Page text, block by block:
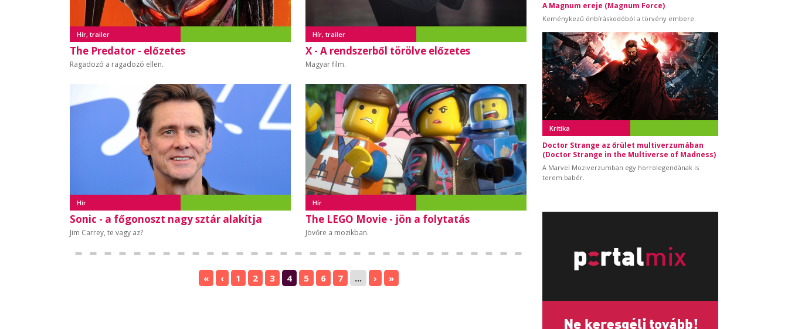
Hír, trailer
The Predator - előzetes
Ragadozó a ragadozó ellen.
Hír
Sonic - a főgonoszt nagy sztár alakítja
Jim Carrey, te vagy az?
Hír, trailer
X - A rendszerből törölve előzetes
Magyar film.
Hír
The LEGO Movie - jön a folytatás
Jövőre a mozikban.
« ‹ 1 2 3 4 5 6 7 ... › »
A Magnum ereje (Magnum Force)
Keménykezű önbíráskodóból a törvény embere.
Kritika
Doctor Strange az őrület multiverzumában
(Doctor Strange in the Multiverse of Madness)
A Marvel Moziverzumban egy horrolegendának is
terem babér.